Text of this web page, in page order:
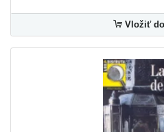
Companeros (A1–B2)
El mundo de Valentina
Español
Vložiť